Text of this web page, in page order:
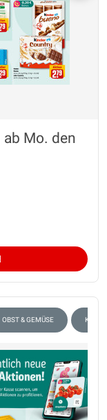
ab Mo. den
OBST & GEMÜSE KÄSE